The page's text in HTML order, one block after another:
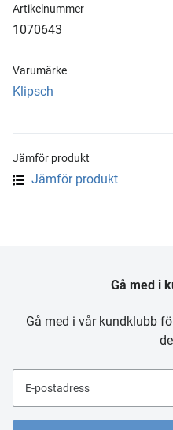
Artikelnummer
1070643
Varumärke
Klipsch
Jämför produkt
Jämför produkt
Gå med i
Gå med i vår kundklubb
E-postadress